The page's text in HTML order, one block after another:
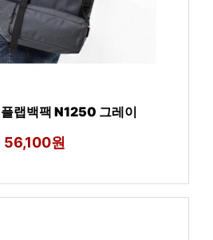
랩백팩 N1250 그레이
56,100원